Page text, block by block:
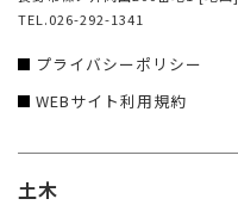
TEL.026-292-1341
プライバシーポリシー
WEBサイト利用規約
土木